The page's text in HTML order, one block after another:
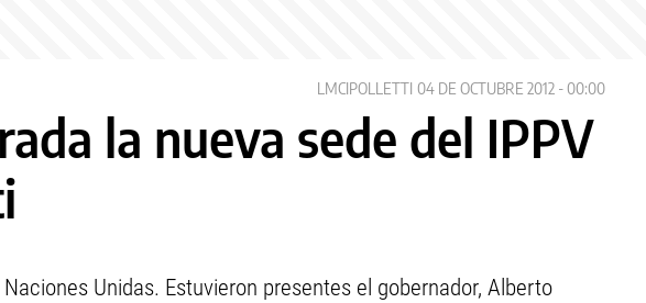
LMCIPOLLETTI 04 DE OCTUBRE 2012 - 00:00
la nueva sede del IPPV
Unidas. Estuvieron presentes el gobernador, Alberto